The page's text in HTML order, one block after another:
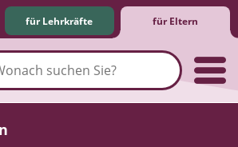
für Lehrkräfte für Eltern
& Medien
& Lernsoftware
im Netz